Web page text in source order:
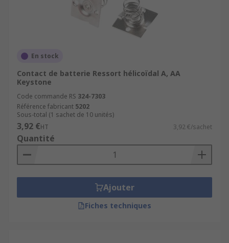
En stock
Contact de batterie Ressort hélicoïdal A, AA
Keystone
Code commande RS 324-7303
Référence fabricant 5202
Sous-total (1 sachet de 10 unités)
3,92 €HT 3,92 €/sachet
Quantité
Ajouter
Fiches techniques